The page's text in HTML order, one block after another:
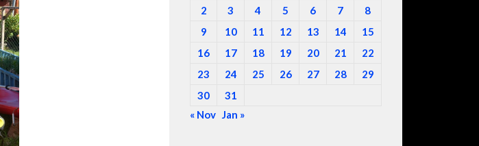
2
3 4 5 6 7
8
9
10 11 12 13 14
15
16
17 18 19 20 21
22
23
24 25 26 27 28
29
30
31
« Nov Jan »